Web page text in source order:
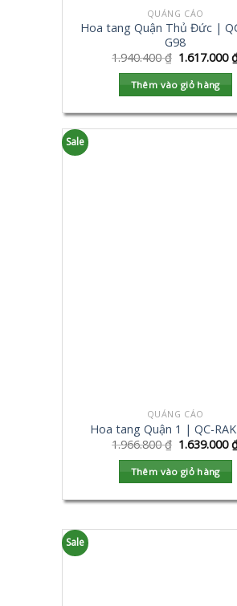
QUẢNG CÁO
Hoa tang Quận Thủ Đức |
G98
1.940.400₫ 1.617.000
Thêm vào giỏ hàng
Sale
QUẢNG CÁO
Hoa tang Quận 1 | QC-
1.966.800₫ 1.639.000
Thêm vào giỏ hàng
Sale